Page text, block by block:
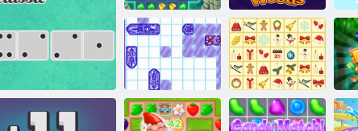
Ehted blitz 3 Mullid